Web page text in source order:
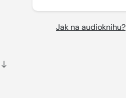
Jak na audioknihu?